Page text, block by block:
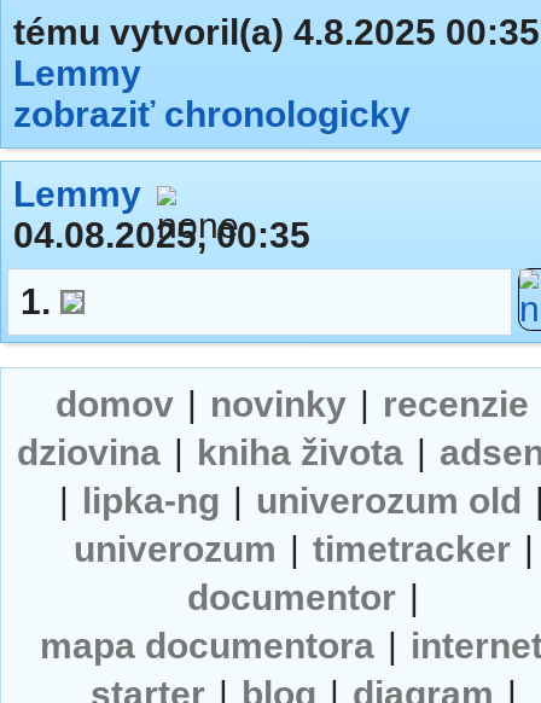
tému vytvoril(a) 4.8.2025 00:35
Lemmy
zobraziť chronologicky
Lemmy
04.08.2025, 00:35
1.
domov | novinky | recenzie
dziovina | kniha života |
| lipka-ng | univerozum old
univerozum | timetracker |
documentor |
mapa documentora |
starter | blog | diagram |